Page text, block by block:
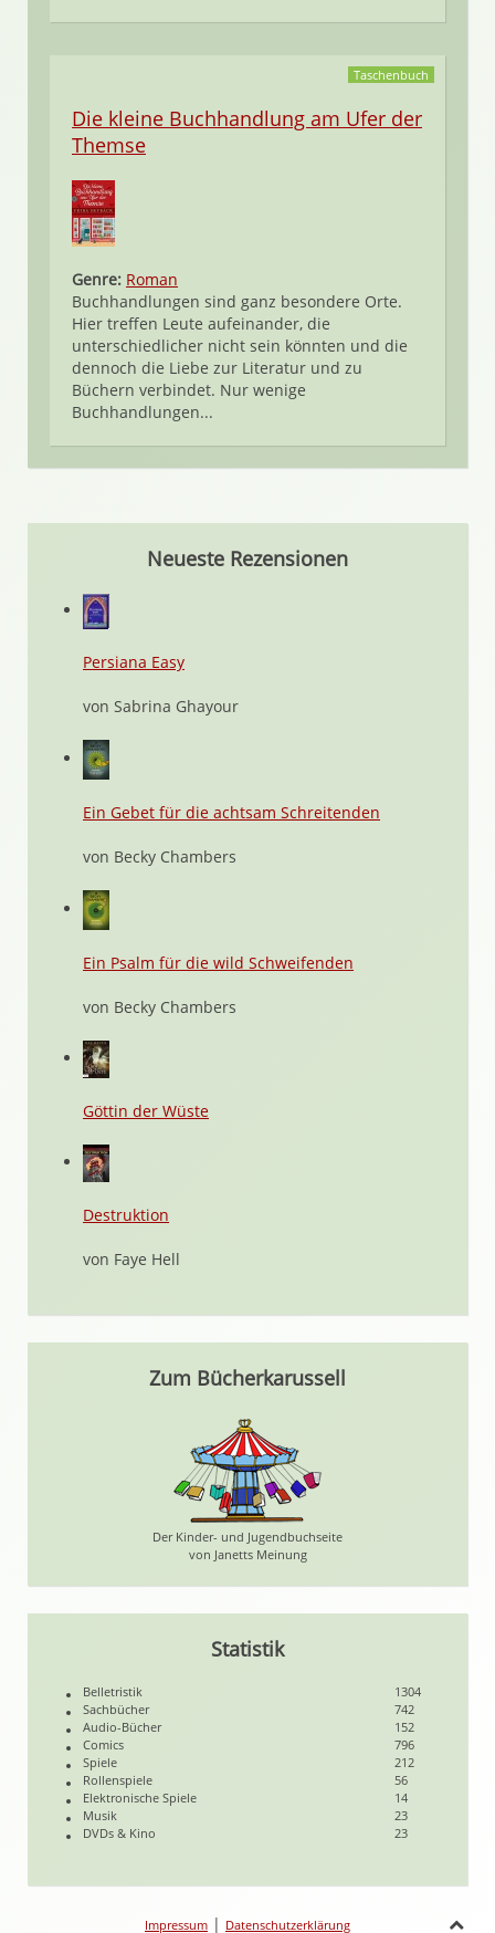
Taschenbuch
Die kleine Buchhandlung am Ufer der
Themse
Genre: Roman
Buchhandlungen sind ganz besondere Orte.
Hier treffen Leute aufeinander, die
unterschiedlicher nicht sein könnten und die
dennoch die Liebe zur Literatur und zu
Büchern verbindet. Nur wenige
Buchhandlungen...
Neueste Rezensionen
Persiana Easy
von Sabrina Ghayour
Ein Gebet für die achtsam Schreitenden
von Becky Chambers
Ein Psalm für die wild Schweifenden
von Becky Chambers
Göttin der Wüste
Destruktion
von Faye Hell
Zum Bücherkarussell
Der Kinder- und Jugendbuchseite
von Janetts Meinung
Statistik
Belletristik
1304
Sachbücher
742
Audio-Bücher
152
Comics
796
Spiele
212
Rollenspiele
56
Elektronische Spiele
14
Musik
23
DVDs & Kino
23
Impressum | Datenschutzerklärung